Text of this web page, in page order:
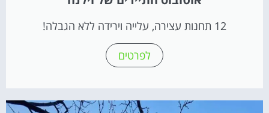
12 תחנות עצירה, עלייה וירידה ללא הגבלה!
לפרטים